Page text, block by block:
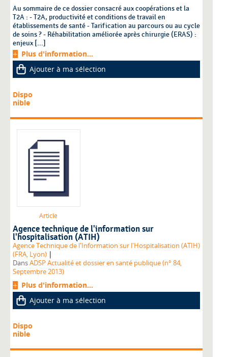
Au sommaire de ce dossier consacré aux coopérations et la
T2A : - T2A, productivité et conditions de travail en
établissements de santé - Tarification au parcours ou au cycle
de soins ? - Réhabilitation améliorée après chirurgie (ERAS) :
enjeux [...]
Plus d'information...
Ajouter à ma sélection
Dispo
nible
Article
Agence technique de l'information sur
l'hospitalisation (ATIH)
Agence Technique de l'Information sur l'Hospitalisation (ATIH)
(FRA, Lyon) |
DansADSP Actualité et dossier en santé publique (n° 84,
Septembre 2013)
Plus d'information...
Ajouter à ma sélection
Dispo
nible